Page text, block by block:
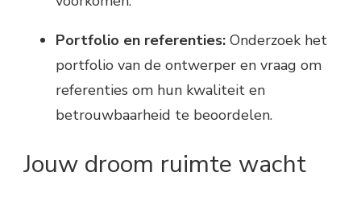
Portfolio en referenties: Onderzoek het
portfolio van de ontwerper en vraag om
referenties om hun kwaliteit en
betrouwbaarheid te beoordelen.
Jouw droom ruimte wacht